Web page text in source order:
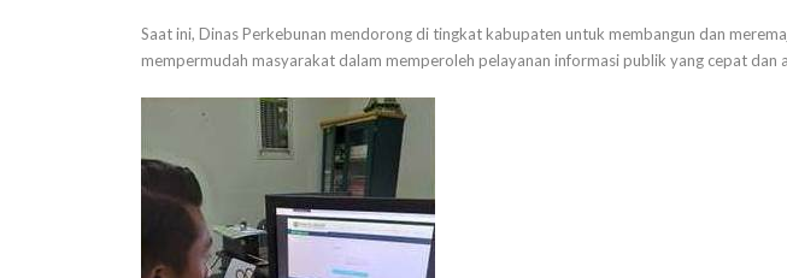
Saat ini, Dinas Perkebunan mendorong di tingkat kabupaten untuk membangun dan
mempermudah masyarakat dalam memperoleh pelayanan informasi publik yang cepat dan